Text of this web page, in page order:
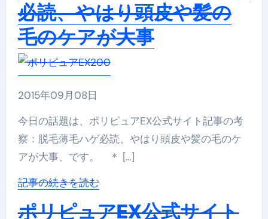
必読、やはり頭皮や髪の
毛のケアが大事
2015年09月08日
今日の話題は、ポリピュアEX公式サイト記事の考
察：脱毛薄毛ハゲ必読、やはり頭皮や髪の毛のケ
アが大事、です。 ＊ […]
記事の続きを読む
ポリピュアEX公式サイト